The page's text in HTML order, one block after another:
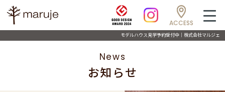
ACCESS
モデルハウス見学予約受付中｜株式会社マルジェ
News
お知らせ